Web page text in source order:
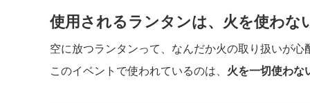
使用されるランタンは、火を使わな
空に放つランタンって、なんだか火の取り扱いが
このイベントで使われているのは、 火を一切使わな